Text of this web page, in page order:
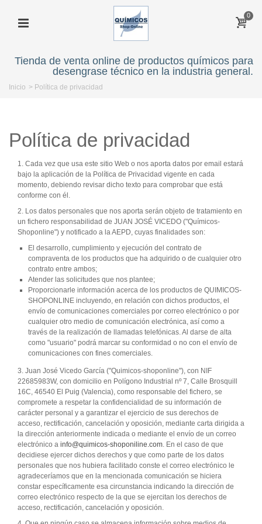
0
Tienda de venta online de productos químicos para
desengrase técnico en la industria general.
Inicio > Política de privacidad
Política de privacidad
1. Cada vez que usa este sitio Web o nos aporta datos por email estará
bajo la aplicación de la Política de Privacidad vigente en cada
momento, debiendo revisar dicho texto para comprobar que está
conforme con él.
2. Los datos personales que nos aporta serán objeto de tratamiento en
un fichero responsabilidad de JUAN JOSÉ VICEDO ("Químicos-
Shoponline") y notificado a la AEPD, cuyas finalidades son:
El desarrollo, cumplimiento y ejecución del contrato de
compraventa de los productos que ha adquirido o de cualquier otro
contrato entre ambos;
Atender las solicitudes que nos plantee;
Proporcionarle información acerca de los productos de QUIMICOS-
SHOPONLINE incluyendo, en relación con dichos productos, el
envío de comunicaciones comerciales por correo electrónico o por
cualquier otro medio de comunicación electrónica, así como a
través de la realización de llamadas telefónicas. Al darse de alta
como "usuario" podrá marcar su conformidad o no con el envío de
comunicaciones con fines comerciales.
3. Juan José Vicedo García ("Quimicos-shoponline"), con NIF
22685983W, con domicilio en Polígono Industrial nº 7, Calle Brosquill
16C, 46540 El Puig (Valencia), como responsable del fichero, se
compromete a respetar la confidencialidad de su información de
carácter personal y a garantizar el ejercicio de sus derechos de
acceso, rectificación, cancelación y oposición, mediante carta dirigida a
la dirección anteriormente indicada o mediante el envío de un correo
electrónico a info@quimicos-shoponiline.com. En el caso de que
decidiese ejercer dichos derechos y que como parte de los datos
personales que nos hubiera facilitado conste el correo electrónico le
agradeceríamos que en la mencionada comunicación se hiciera
constar específicamente esa circunstancia indicando la dirección de
correo electrónico respecto de la que se ejercitan los derechos de
acceso, rectificación, cancelación y oposición.